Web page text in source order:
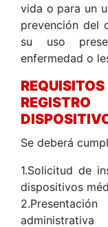
vida o para un
prevención del
su uso
enfermedad o
Se deberá
1.Solicitud de
dispositivos
administrativa